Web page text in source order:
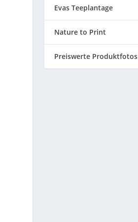
Evas Teeplantage
Nature to Print
Preiswerte Produktfotos